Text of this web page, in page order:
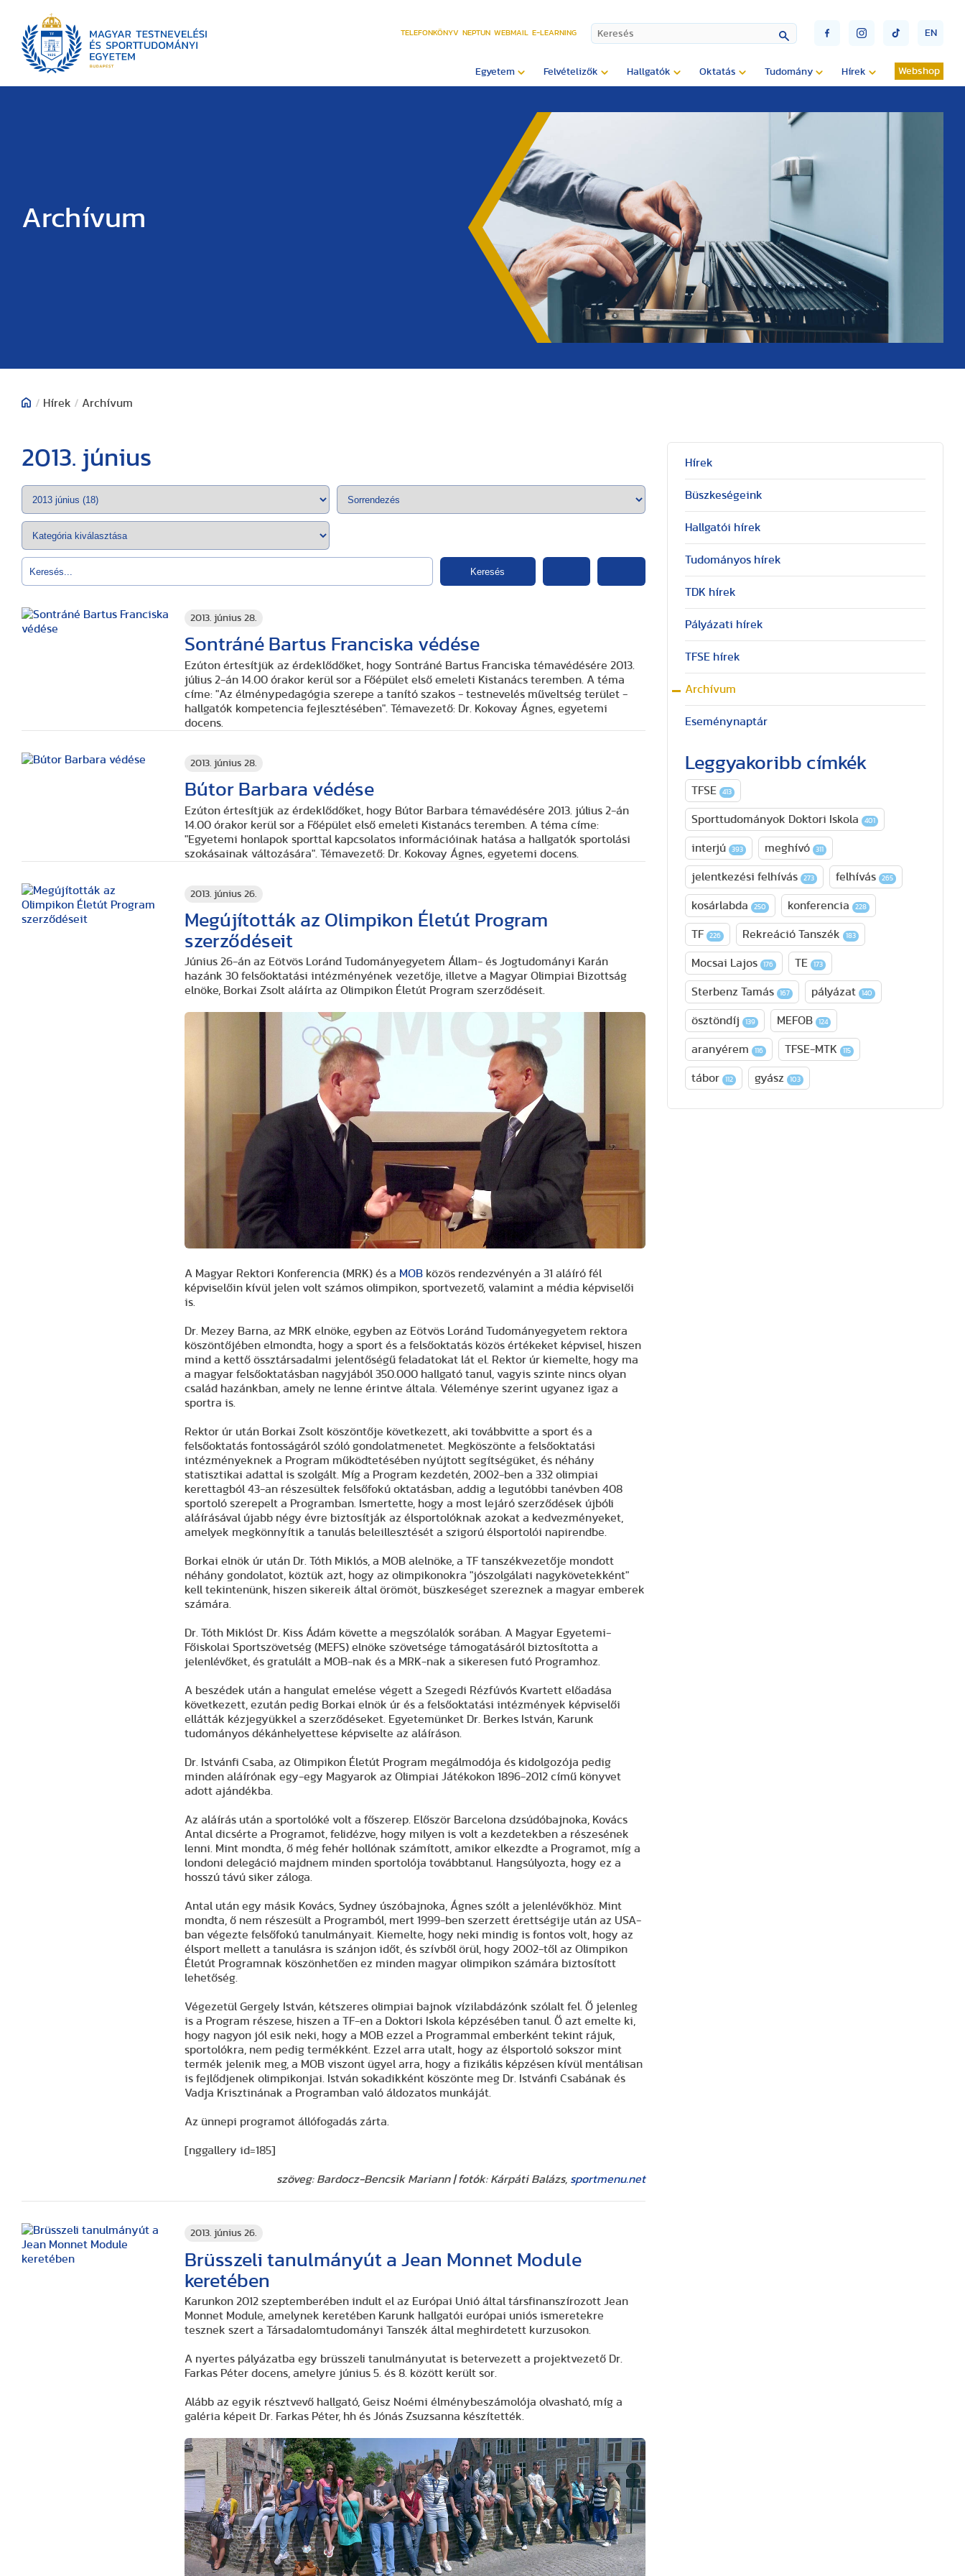
TELEFONKÖNYV NEPTUN WEBMAIL E-LEARNING EN
Egyetem Felvételizők Hallgatók Oktatás Tudomány Hírek Webshop
Archívum
/ Hírek / Archívum
2013. június
Keresés
2013. június 28.
Sontráné Bartus Franciska védése
Ezúton értesítjük az érdeklődőket, hogy Sontráné Bartus Franciska témavédésére 2013.
július 2-án 14.00 órakor kerül sor a Főépület első emeleti Kistanács teremben. A téma
címe: "Az élménypedagógia szerepe a tanító szakos - testnevelés műveltség terület -
hallgatók kompetencia fejlesztésében" . Témavezető: Dr. Kokovay Ágnes, egyetemi
docens.
2013. június 28.
Bútor Barbara védése
Ezúton értesítjük az érdeklődőket, hogy Bútor Barbara témavédésére 2013. július 2-án
14.00 órakor kerül sor a Főépület első emeleti Kistanács teremben. A téma címe:
"Egyetemi honlapok sporttal kapcsolatos információinak hatása a hallgatók sportolási
szokásainak változására" . Témavezető: Dr. Kokovay Ágnes, egyetemi docens.
2013. június 26.
Megújították az Olimpikon Életút Program
szerződéseit
Június 26-án az Eötvös Loránd Tudományegyetem Állam- és Jogtudományi Karán
hazánk 30 felsőoktatási intézményének vezetője, illetve a Magyar Olimpiai Bizottság
elnöke, Borkai Zsolt aláírta az Olimpikon Életút Program szerződéseit.
A Magyar Rektori Konferencia (MRK) és a MOB közös rendezvényén a 31 aláíró fél
képviselőin kívül jelen volt számos olimpikon, sportvezető, valamint a média képviselői
is.
Dr. Mezey Barna, az MRK elnöke, egyben az Eötvös Loránd Tudományegyetem rektora
köszöntőjében elmondta, hogy a sport és a felsőoktatás közös értékeket képvisel, hiszen
mind a kettő össztársadalmi jelentőségű feladatokat lát el. Rektor úr kiemelte, hogy ma
a magyar felsőoktatásban nagyjából 350.000 hallgató tanul, vagyis szinte nincs olyan
család hazánkban, amely ne lenne érintve általa. Véleménye szerint ugyanez igaz a
sportra is.
Rektor úr után Borkai Zsolt köszöntője következett, aki továbbvitte a sport és a
felsőoktatás fontosságáról szóló gondolatmenetet. Megköszönte a felsőoktatási
intézményeknek a Program működtetésében nyújtott segítségüket, és néhány
statisztikai adattal is szolgált. Míg a Program kezdetén, 2002-ben a 332 olimpiai
kerettagból 43-an részesültek felsőfokú oktatásban, addig a legutóbbi tanévben 408
sportoló szerepelt a Programban. Ismertette, hogy a most lejáró szerződések újbóli
aláírásával újabb négy évre biztosítják az élsportolóknak azokat a kedvezményeket,
amelyek megkönnyítik a tanulás beleillesztését a szigorú élsportolói napirendbe.
Borkai elnök úr után Dr. Tóth Miklós, a MOB alelnöke, a TF tanszékvezetője mondott
néhány gondolatot, köztük azt, hogy az olimpikonokra "jószolgálati nagykövetekként"
kell tekintenünk, hiszen sikereik által örömöt, büszkeséget szereznek a magyar emberek
számára.
Dr. Tóth Miklóst Dr. Kiss Ádám követte a megszólalók sorában. A Magyar Egyetemi-
Főiskolai Sportszövetség (MEFS) elnöke szövetsége támogatásáról biztosította a
jelenlévőket, és gratulált a MOB-nak és a MRK-nak a sikeresen futó Programhoz.
A beszédek után a hangulat emelése végett a Szegedi Rézfúvós Kvartett előadása
következett, ezután pedig Borkai elnök úr és a felsőoktatási intézmények képviselői
ellátták kézjegyükkel a szerződéseket. Egyetemünket Dr. Berkes István, Karunk
tudományos dékánhelyettese képviselte az aláíráson.
Dr. Istvánfi Csaba, az Olimpikon Életút Program megálmodója és kidolgozója pedig
minden aláírónak egy-egy Magyarok az Olimpiai Játékokon 1896-2012 című könyvet
adott ajándékba.
Az aláírás után a sportolóké volt a főszerep. Először Barcelona dzsúdóbajnoka, Kovács
Antal dicsérte a Programot, felidézve, hogy milyen is volt a kezdetekben a részesének
lenni. Mint mondta, ő még fehér hollónak számított, amikor elkezdte a Programot, míg a
londoni delegáció majdnem minden sportolója továbbtanul. Hangsúlyozta, hogy ez a
hosszú távú siker záloga.
Antal után egy másik Kovács, Sydney úszóbajnoka, Ágnes szólt a jelenlévőkhöz. Mint
mondta, ő nem részesült a Programból, mert 1999-ben szerzett érettségije után az USA-
ban végezte felsőfokú tanulmányait. Kiemelte, hogy neki mindig is fontos volt, hogy az
élsport mellett a tanulásra is szánjon időt, és szívből örül, hogy 2002-től az Olimpikon
Életút Programnak köszönhetően ez minden magyar olimpikon számára biztosított
lehetőség.
Végezetül Gergely István, kétszeres olimpiai bajnok vízilabdázónk szólalt fel. Ő jelenleg
is a Program részese, hiszen a TF-en a Doktori Iskola képzésében tanul. Ő azt emelte ki,
hogy nagyon jól esik neki, hogy a MOB ezzel a Programmal emberként tekint rájuk,
sportolókra, nem pedig termékként. Ezzel arra utalt, hogy az élsportoló sokszor mint
termék jelenik meg, a MOB viszont ügyel arra, hogy a fizikális képzésen kívül mentálisan
is fejlődjenek olimpikonjai. István sokadikként köszönte meg Dr. Istvánfi Csabának és
Vadja Krisztinának a Programban való áldozatos munkáját.
Az ünnepi programot állófogadás zárta.
[nggallery id=185]
szöveg: Bardocz-Bencsik Mariann | fotók: Kárpáti Balázs, sportmenu.net
2013. június 26.
Brüsszeli tanulmányút a Jean Monnet Module
keretében
Karunkon 2012 szeptemberében indult el az Európai Unió által társfinanszírozott Jean
Monnet Module, amelynek keretében Karunk hallgatói európai uniós ismeretekre
tesznek szert a Társadalomtudományi Tanszék által meghirdetett kurzusokon.
A nyertes pályázatba egy brüsszeli tanulmányutat is betervezett a projektvezető Dr.
Farkas Péter docens, amelyre június 5. és 8. között került sor.
Alább az egyik résztvevő hallgató, Geisz Noémi élménybeszámolója olvasható, míg a
galéria képeit Dr. Farkas Péter, hh és Jónás Zsuzsanna készítették.
Hírek
Büszkeségeink
Hallgatói hírek
Tudományos hírek
TDK hírek
Pályázati hírek
TFSE hírek
Archívum
Eseménynaptár
Leggyakoribb címkék
TFSE 413
Sporttudományok Doktori Iskola 401
interjú 393 meghívó 311
jelentkezési felhívás 273 felhívás 265
kosárlabda 250 konferencia 228
TF 226 Rekreáció Tanszék 183
Mocsai Lajos 176 TE 173
Sterbenz Tamás 167 pályázat 140
ösztöndíj 139 MEFOB 124
aranyérem 116 TFSE-MTK 115
tábor 112 gyász 103